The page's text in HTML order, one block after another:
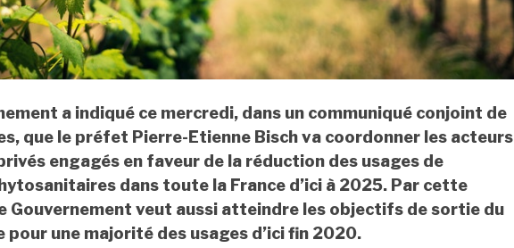
a indiqué ce mercredi, dans un communiqué conjoint de
que le préfet Pierre-Etienne Bisch va coordonner les acteurs
engagés en faveur de la réduction des usages de
dans toute la France d’ici à 2025. Par cette
Gouvernement veut aussi atteindre les objectifs de sortie du
pour une majorité des usages d’ici fin 2020.